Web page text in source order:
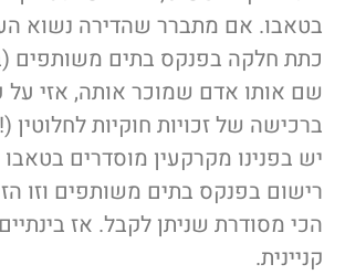
בטאבו. אם מתברר שהדירה נשוא
כתת חלקה בפנקס בתים משותפים
שם אותו אדם שמוכר אותה, אזי על
ברכישה של זכויות חוקיות
יש בפנינו מקרקעין מוסדרים
רישום בפנקס בתים משותפים וזו
הכי מסודרת שניתן לקבל. אז
קניינית.